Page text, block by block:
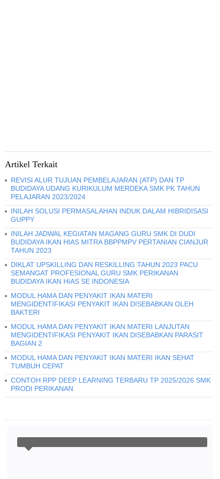
Artikel Terkait
REVISI ALUR TUJUAN PEMBELAJARAN (ATP) DAN TP
BUDIDAYA UDANG KURIKULUM MERDEKA SMK PK TAHUN
PELAJARAN 2023/2024
INILAH SOLUSI PERMASALAHAN INDUK DALAM HIBRIDISASI
GUPPY
INILAH JADWAL KEGIATAN MAGANG GURU SMK DI DUDI
BUDIDAYA IKAN HIAS MITRA BBPPMPV PERTANIAN CIANJUR
TAHUN 2023
DIKLAT UPSKILLING DAN RESKILLING TAHUN 2023 PACU
SEMANGAT PROFESIONAL GURU SMK PERIKANAN
BUDIDAYA IKAN HIAS SE INDONESIA
MODUL HAMA DAN PENYAKIT IKAN MATERI
MENGIDENTIFIKASI PENYAKIT IKAN DISEBABKAN OLEH
BAKTERI
MODUL HAMA DAN PENYAKIT IKAN MATERI LANJUTAN
MENGIDENTIFIKASI PENYAKIT IKAN DISEBABKAN PARASIT
BAGIAN 2
MODUL HAMA DAN PENYAKIT IKAN MATERI IKAN SEHAT
TUMBUH CEPAT
CONTOH RPP DEEP LEARNING TERBARU TP 2025/2026 SMK
PRODI PERIKANAN